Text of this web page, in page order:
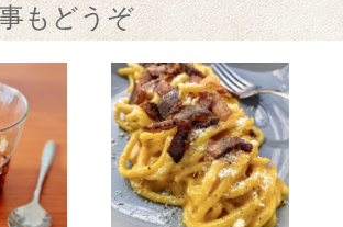
もどうぞ